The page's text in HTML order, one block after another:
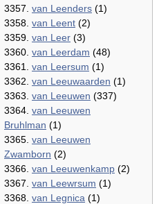
3357. van Leenders (1)
3358. van Leent (2)
3359. van Leer (3)
3360. van Leerdam (48)
3361. van Leersum (1)
3362. van Leeuwaarden (1)
3363. van Leeuwen (337)
3364. van Leeuwen
Bruhlman (1)
3365. van Leeuwen
Zwamborn (2)
3366. van Leeuwenkamp (2)
3367. van Leewrsum (1)
3368. van Legnica (1)